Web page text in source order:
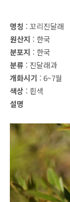
명칭 : 꼬리진달래
원산지 : 한국
분포지 : 한국
분류 : 진달래과
개화시기 : 6~7월
색상 : 흰색
설명